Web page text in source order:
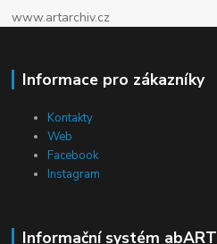
www.artarchiv.cz
Informace pro zákazníky
Kontakty
Web
Facebook
Instagram
Informační systém abART